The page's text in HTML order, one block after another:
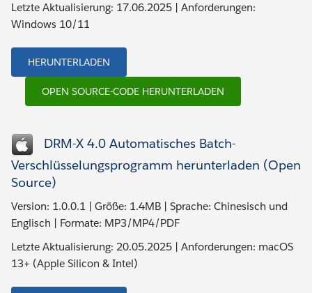
Letzte Aktualisierung: 17.06.2025 | Anforderungen:
Windows 10/11
HERUNTERLADEN
OPEN SOURCE-CODE HERUNTERLADEN
DRM-X 4.0 Automatisches Batch-
Verschlüsselungsprogramm herunterladen (Open
Source)
Version: 1.0.0.1 | Größe: 1.4MB | Sprache: Chinesisch und
Englisch | Formate: MP3/MP4/PDF
Letzte Aktualisierung: 20.05.2025 | Anforderungen: macOS
13+ (Apple Silicon & Intel)